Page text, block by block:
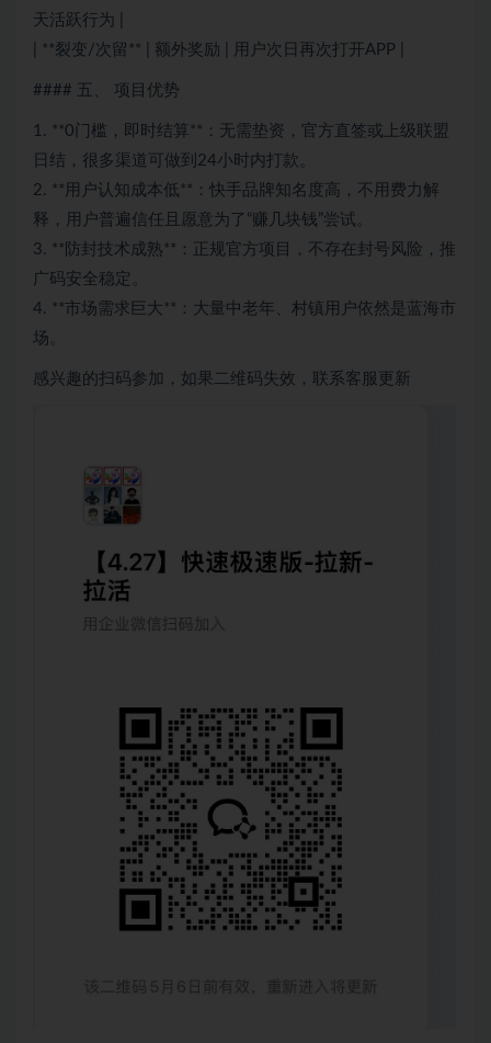
天活跃行为 |
| **裂变/次留** | 额外奖励 | 用户次日再次打开APP |
#### 五、 项目优势
1. **0门槛，即时结算**：无需垫资，官方直签或上级联盟
日结，很多渠道可做到24小时内打款。
2. **用户认知成本低**：快手品牌知名度高，不用费力解
释，用户普遍信任且愿意为了“赚几块钱”尝试。
3. **防封技术成熟**：正规官方项目，不存在封号风险，推
广码安全稳定。
4. **市场需求巨大**：大量中老年、村镇用户依然是蓝海市
场。
感兴趣的扫码参加，如果二维码失效，联系客服更新